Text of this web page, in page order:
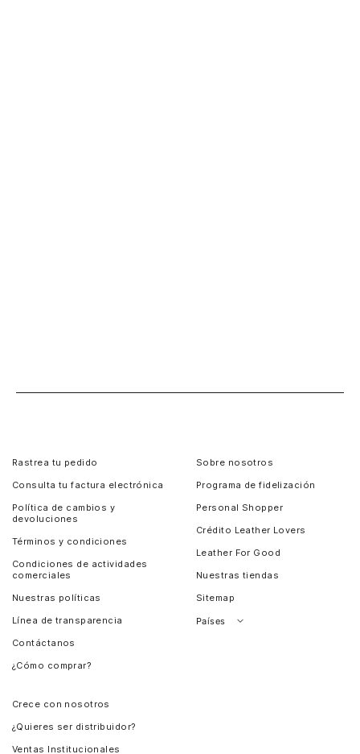
Rastrea tu pedido
Consulta tu factura electrónica
Política de cambios y
devoluciones
Términos y condiciones
Condiciones de actividades
comerciales
Nuestras políticas
Línea de transparencia
Contáctanos
¿Cómo comprar?
Sobre nosotros
Programa de fidelización
Personal Shopper
Crédito Leather Lovers
Leather For Good
Nuestras tiendas
Sitemap
Países
Crece con nosotros
¿Quieres ser distribuidor?
Ventas Institucionales